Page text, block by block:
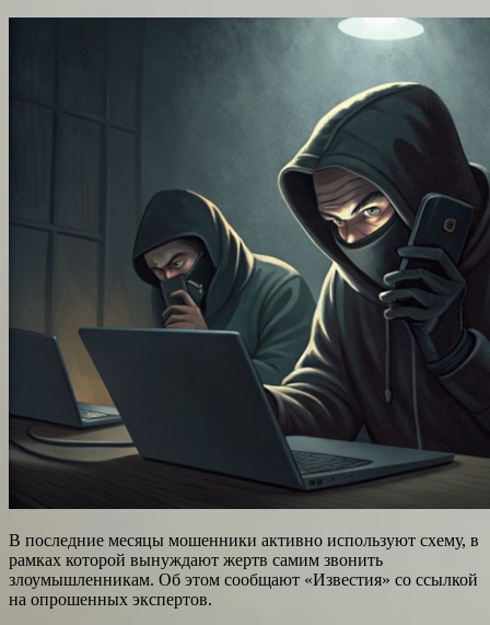
В последние месяцы мошенники активно используют схему, в
рамках которой вынуждают жертв самим звонить
злоумышленникам. Об этом сообщают «Известия» со ссылкой
на опрошенных экспертов.